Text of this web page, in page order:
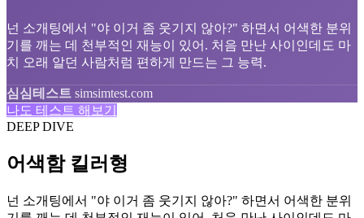
넌 소개팅에서 "야 이거 좀 웃기지 않아?" 하면서 어색한 분위
기를 깨는 데 천부적인 재능이 있어. 처음 만난 사이인데도 마
치 오래 알던 사람처럼 편하게 만드는 그 능력.
심심테스트 simsimtest.com
나도 테스트 해보기
DEEP DIVE
어색함 킬러형
넌 소개팅에서 "야 이거 좀 웃기지 않아?" 하면서 어색한 분위